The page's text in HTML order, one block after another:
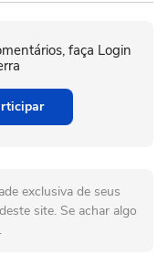
faça Login
exclusiva de seus
site. Se achar algo